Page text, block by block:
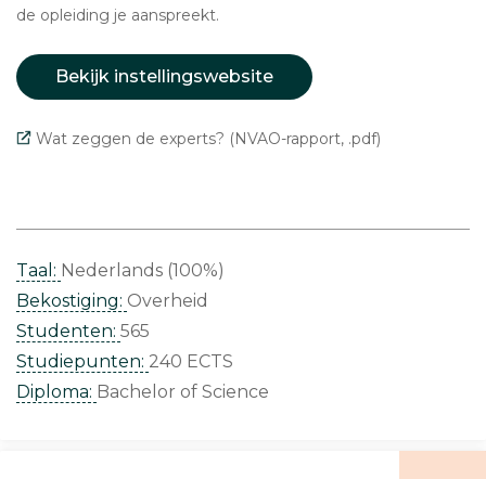
de opleiding je aanspreekt.
Bekijk instellingswebsite
Wat zeggen de experts? (NVAO-rapport, .pdf)
Taal: Nederlands (100%)
Bekostiging: Overheid
Studenten: 565
Studiepunten: 240 ECTS
Diploma: Bachelor of Science